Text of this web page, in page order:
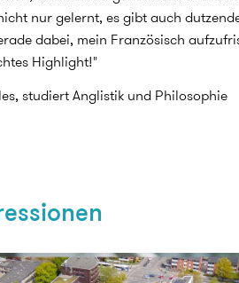
nur gelernt, es gibt auch
dabei, mein Französisch
Highlight!"
studiert Anglistik und Philosophie